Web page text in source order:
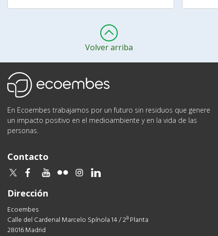
Volver arriba
En Ecoembes trabajamos por un futuro sin residuos que genere
un impacto positivo en el medioambiente y en la vida de las
personas.
Contacto
twitterfacebook
youtube
flickr instagram
linkedin
Dirección
Ecoembes
Calle del Cardenal Marcelo Spínola 14 / 2ª Planta
28016 Madrid